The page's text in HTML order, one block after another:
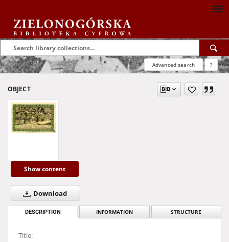
Advanced search ?
OBJECT
Show content
Download
DESCRIPTION INFORMATION STRUCTURE
Title: